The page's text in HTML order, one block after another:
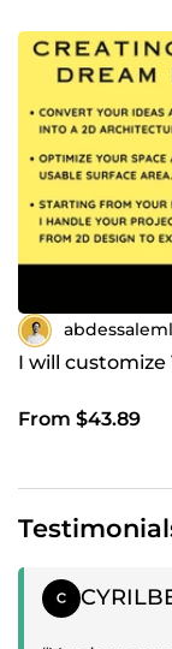
I will
From $43.89
Positive review